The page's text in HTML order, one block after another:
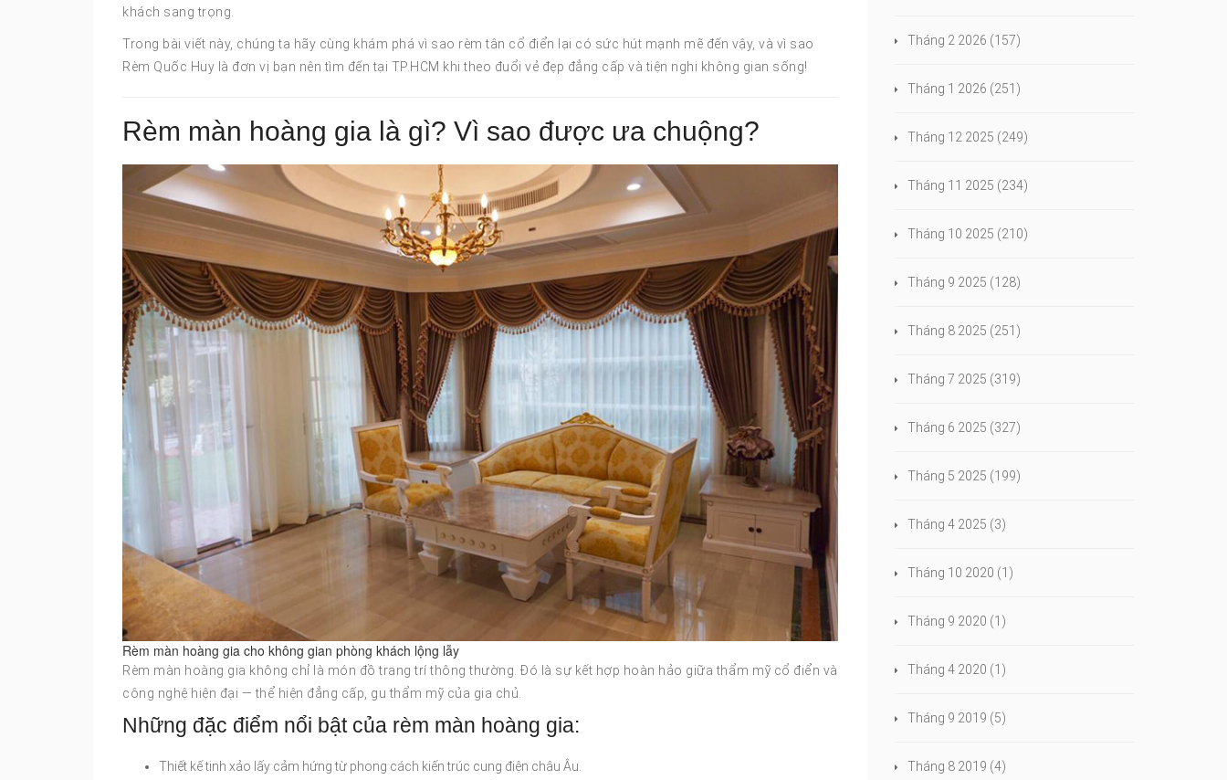
khách sang trọng.
Trong bài viết này, chúng ta hãy cùng khám phá vì sao rèm tân cổ điển lại có sức hút mạnh mẽ đến vậy, và vì sao
Rèm Quốc Huy là đơn vị bạn nên tìm đến tại TP.HCM khi theo đuổi vẻ đẹp đẳng cấp và tiện nghi không gian sống!
Rèm màn hoàng gia là gì? Vì sao được ưa chuộng?
Rèm màn hoàng gia cho không gian phòng khách lộng lẫy
Rèm màn hoàng gia không chỉ là món đồ trang trí thông thường. Đó là sự kết hợp hoàn hảo giữa thẩm mỹ cổ điển và
công nghệ hiện đại — thể hiện đẳng cấp, gu thẩm mỹ của gia chủ.
Những đặc điểm nổi bật của rèm màn hoàng gia:
Thiết kế tinh xảo lấy cảm hứng từ phong cách kiến trúc cung điện châu Âu.
Tháng 2 2026 (157)
Tháng 1 2026 (251)
Tháng 12 2025 (249)
Tháng 11 2025 (234)
Tháng 10 2025 (210)
Tháng 9 2025 (128)
Tháng 8 2025 (251)
Tháng 7 2025 (319)
Tháng 6 2025 (327)
Tháng 5 2025 (199)
Tháng 4 2025 (3)
Tháng 10 2020 (1)
Tháng 9 2020 (1)
Tháng 4 2020 (1)
Tháng 9 2019 (5)
Tháng 8 2019 (4)